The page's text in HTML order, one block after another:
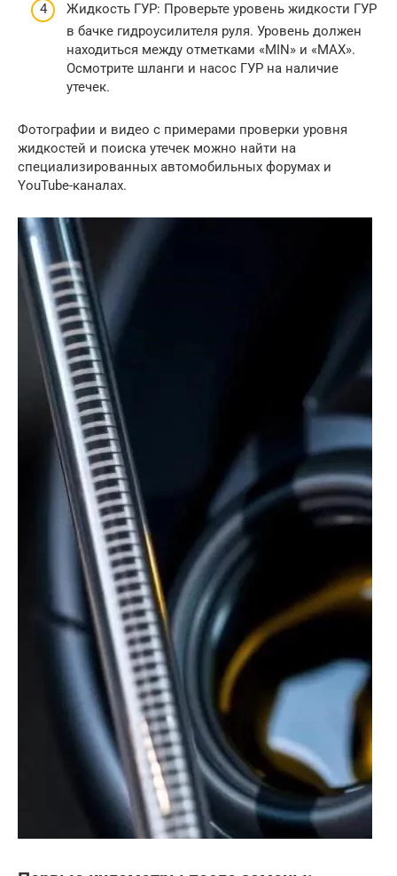
Жидкость ГУР: Проверьте уровень жидкости ГУР
в бачке гидроусилителя руля. Уровень должен
находиться между отметками «MIN» и «MAX».
Осмотрите шланги и насос ГУР на наличие
утечек.
Фотографии и видео с примерами проверки уровня
жидкостей и поиска утечек можно найти на
специализированных автомобильных форумах и
YouTube-каналах.